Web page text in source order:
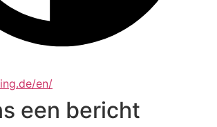
en/
een bericht